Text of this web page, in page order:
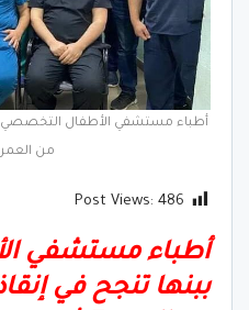
أطباء مستشفي الأطفال التخصصي
من العمر 7شهور
Post Views: 486
أطباء مستشفي
ببنها تنجح في